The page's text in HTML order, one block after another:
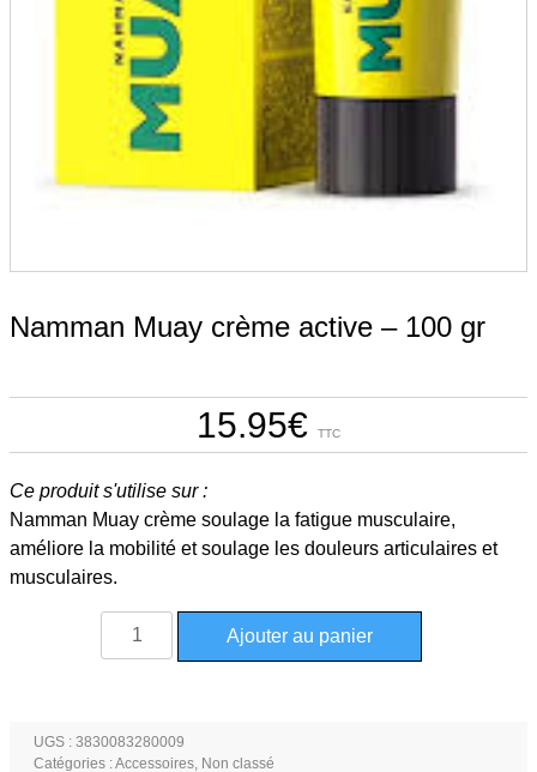
Namman Muay crème active – 100 gr
15.95€ TTC
Ce produit s'utilise sur :
Namman Muay crème soulage la fatigue musculaire,
améliore la mobilité et soulage les douleurs articulaires et
musculaires.
quantité
de
crème
active
Ajouter au panier
UGS : 3830083280009
Catégories :Accessoires, Non classé